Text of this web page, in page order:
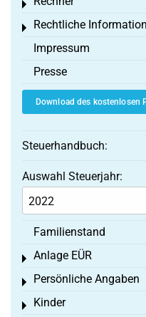
Toggle menu
Rechtliche
Toggle menu
Impressum
Presse
Download des kostenlosen
Steuerhandbuch:
Auswahl Steuerjahr:
Familienstand
Anlage EÜR
Toggle menu
Persönliche Angaben
Toggle menu
Kinder
Toggle menu